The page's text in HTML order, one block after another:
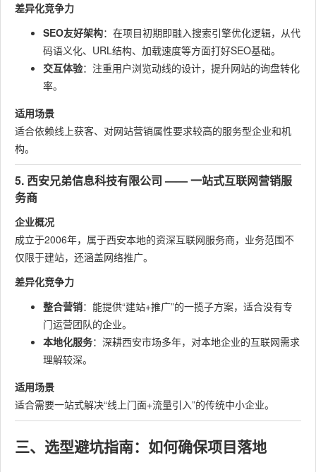
差异化竞争力
SEO友好架构：在项目初期即融入搜索引擎优化逻辑，从代
码语义化、URL结构、加载速度等方面打好SEO基础。
交互体验：注重用户浏览动线的设计，提升网站的询盘转化
率。
适用场景
适合依赖线上获客、对网站营销属性要求较高的服务型企业和机
构。
5. 西安兄弟信息科技有限公司 —— 一站式互联网营销服
务商
企业概况
成立于2006年，属于西安本地的资深互联网服务商，业务范围不
仅限于建站，还涵盖网络推广。
差异化竞争力
整合营销：能提供“建站+推广”的一揽子方案，适合没有专
门运营团队的企业。
本地化服务：深耕西安市场多年，对本地企业的互联网需求
理解较深。
适用场景
适合需要一站式解决“线上门面+流量引入”的传统中小企业。
三、选型避坑指南：如何确保项目落地